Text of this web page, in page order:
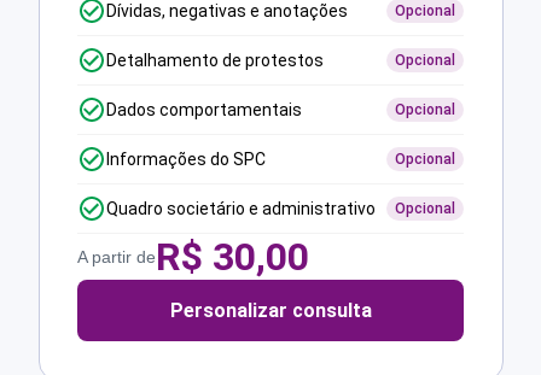
Dívidas, negativas e anotações Opcional
Detalhamento de protestos Opcional
Dados comportamentais Opcional
Informações do SPC Opcional
Quadro societário e administrativo Opcional
A partir deR$ 30,00
Personalizar consulta